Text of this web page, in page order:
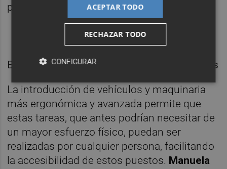
pagado por la empresa.
Begoña Dávila. Foto: Loyola Pérez de Villegas
La introducción de vehículos y maquinaria
más ergonómica y avanzada permite que
estas tareas, que antes podrían necesitar de
un mayor esfuerzo físico, puedan ser
realizadas por cualquier persona, facilitando
la accesibilidad de estos puestos. Manuela
ACEPTAR TODO
RECHAZAR TODO
CONFIGURAR